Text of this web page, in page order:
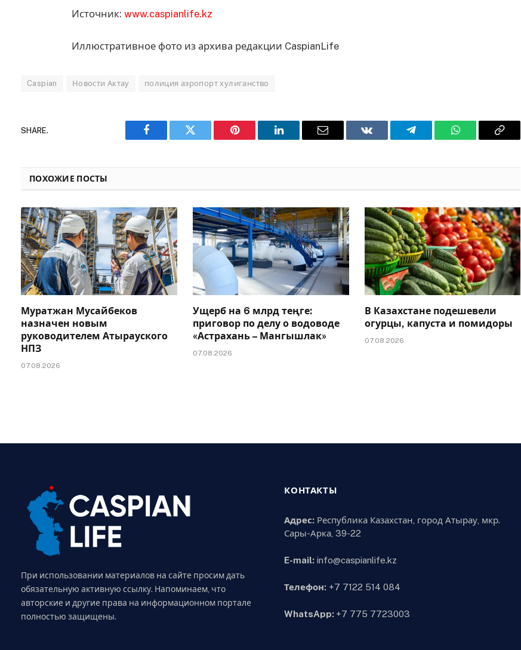
Источник: www.caspianlife.kz
Иллюстративное фото из архива редакции CaspianLife
Caspian Новости Актау полиция аэропорт хулиганство
SHARE.
Facebook Twitter Pinterest LinkedIn Email VKontakteTelegram WhatsAppCopy
ПОХОЖИЕ ПОСТЫ
Муратжан Мусайбеков
назначен новым
руководителем Атырауского
НПЗ
07.08.2026
Ущерб на 6 млрд теңге:
приговор по делу о водоводе
«Астрахань – Мангышлак»
07.08.2026
В Казахстане подешевели
огурцы, капуста и помидоры
07.08.2026
При использовании материалов на сайте просим дать
обязательную активную ссылку. Напоминаем, что
авторские и другие права на информационном портале
полностью защищены.
КОНТАКТЫ
Адрес: Республика Казахстан, город Атырау, мкр.
Сары-Арка, 39-22
E-mail: info@caspianlife.kz
Телефон: +7 7122 514 084
WhatsApp: +7 775 7723003